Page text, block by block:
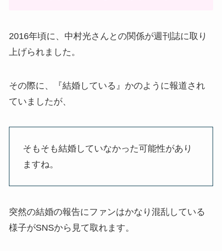
2016年頃に、中村光さんとの関係が週刊誌に取り
上げられました。
その際に、『結婚している』かのように報道され
ていましたが、
そもそも結婚していなかった可能性があり
ますね。
突然の結婚の報告にファンはかなり混乱している
様子がSNSから見て取れます。